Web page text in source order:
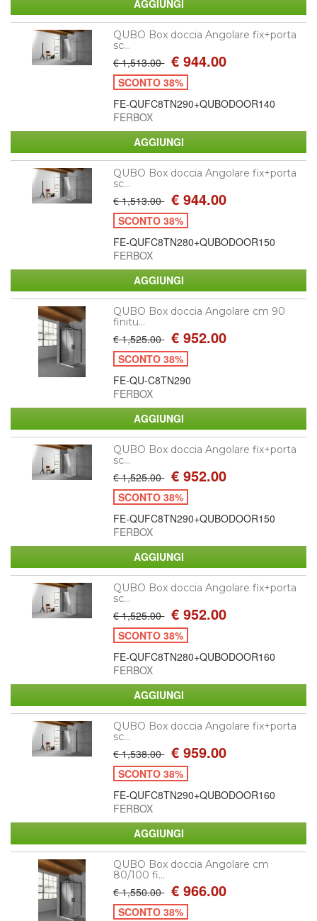
QUBO Box doccia Angolare fix+porta
sc...
€ 1,513.00 € 944.00
SCONTO 38%
FE-QUFC8TN290+QUBODOOR140
FERBOX
QUBO Box doccia Angolare fix+porta
sc...
€ 1,513.00 € 944.00
SCONTO 38%
FE-QUFC8TN280+QUBODOOR150
FERBOX
QUBO Box doccia Angolare cm 90
finitu...
€ 1,525.00 € 952.00
SCONTO 38%
FE-QU-C8TN290
FERBOX
QUBO Box doccia Angolare fix+porta
sc...
€ 1,525.00 € 952.00
SCONTO 38%
FE-QUFC8TN290+QUBODOOR150
FERBOX
QUBO Box doccia Angolare fix+porta
sc...
€ 1,525.00 € 952.00
SCONTO 38%
FE-QUFC8TN280+QUBODOOR160
FERBOX
QUBO Box doccia Angolare fix+porta
sc...
€ 1,538.00 € 959.00
SCONTO 38%
FE-QUFC8TN290+QUBODOOR160
FERBOX
QUBO Box doccia Angolare cm
80/100 fi...
€ 1,550.00 € 966.00
SCONTO 38%